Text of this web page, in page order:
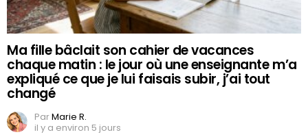
Ma fille bâclait son cahier de vacances
chaque matin : le jour où une enseignante m’a
expliqué ce que je lui faisais subir, j’ai tout
changé
ParMarie R.
il y a environ 5 jours